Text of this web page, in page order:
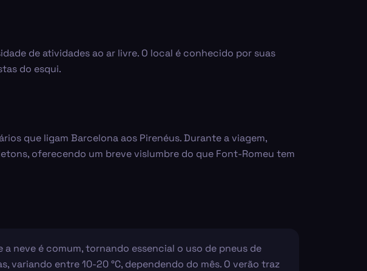
de atividades ao ar livre. O local é conhecido por suas
do esqui.
que ligam Barcelona aos Pirenéus. Durante a viagem,
oferecendo um breve vislumbre do que Font-Romeu tem
a neve é comum, tornando essencial o uso de pneus de
variando entre 10-20 °C, dependendo do mês. O verão traz